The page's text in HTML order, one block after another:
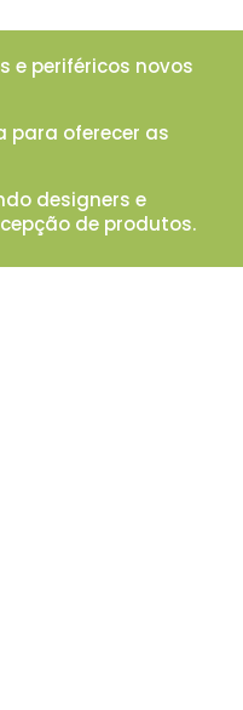
e periféricos novos
para oferecer as
designers e
de produtos.